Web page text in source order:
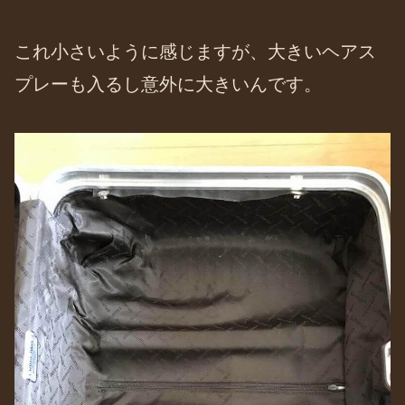
これ小さいように感じますが、大きいヘアス
プレーも入るし意外に大きいんです。